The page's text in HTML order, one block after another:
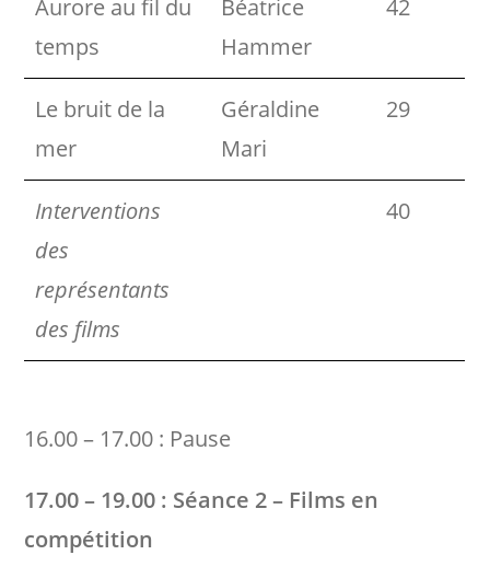
Aurore au fil du
temps
Béatrice
Hammer
42
Le bruit de la
mer
Géraldine
Mari
29
Interventions
des
représentants
des films
40
16.00 – 17.00 : Pause
17.00 – 19.00 : Séance 2 – Films en
compétition